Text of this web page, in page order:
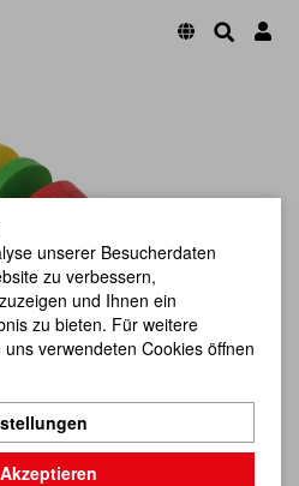
unserer Besucherdaten
zu verbessern,
und Ihnen ein
zu bieten. Für weitere
verwendeten Cookies öffnen